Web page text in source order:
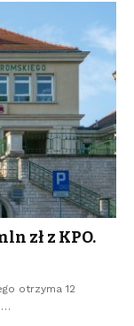
zł z KPO.
otrzyma 12